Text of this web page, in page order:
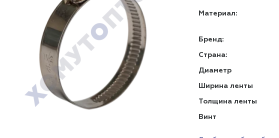
Материал:
Бренд:
Страна:
Диаметр
Ширина ленты
Толщина ленты
Винт